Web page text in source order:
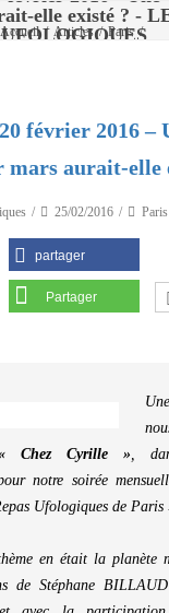
elle existé ? -
UFOLOGIQUES
Accueil / Articles / Paris /
février 2016 –
aurait-elle
25/02/2016 Paris
partager
Partager
Chez Cyrille »,
notre soirée
Ufologiques de Paris
en était la planète
de Stéphane BILLAUD